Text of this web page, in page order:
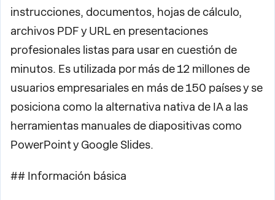
instrucciones, documentos, hojas de cálculo,
archivos PDF y URL en presentaciones
profesionales listas para usar en cuestión de
minutos. Es utilizada por más de 12 millones de
usuarios empresariales en más de 150 países y se
posiciona como la alternativa nativa de IA a las
herramientas manuales de diapositivas como
PowerPoint y Google Slides.
## Información básica